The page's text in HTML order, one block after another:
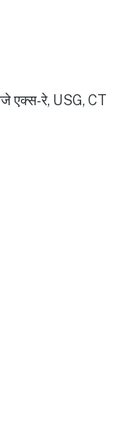
एक्स-रे, USG, CT